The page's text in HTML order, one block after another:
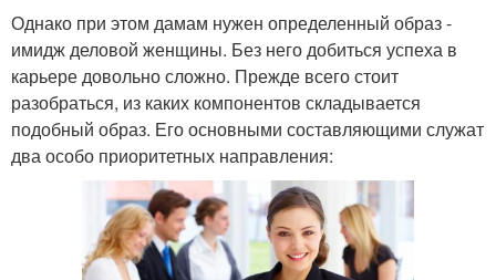
Однако при этом дамам нужен определенный образ -
имидж деловой женщины. Без него добиться успеха в
карьере довольно сложно. Прежде всего стоит
разобраться, из каких компонентов складывается
подобный образ. Его основными составляющими служат
два особо приоритетных направления: